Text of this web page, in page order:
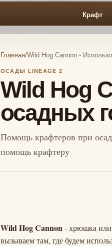
Крафт
Главная/Wild Hog Cannon -
ОСАДЫ LINEAGE 2
Wild Hog
осадных
Помощь крафтеров при
помощь крафтеру
Wild Hog Cannon - хрюшка или
вызываем там, где будем